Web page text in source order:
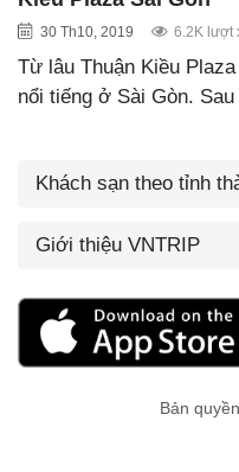
30 Th10, 2019 6.2K lượt
Từ lâu Thuận Kiều
nổi tiếng ở Sài Gòn.
Khách sạn theo tỉnh
Giới thiệu VNTRIP
Bản